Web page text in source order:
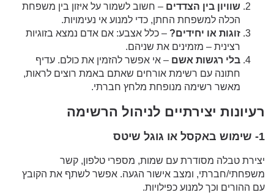
שוויון בין הצדדים – חשוב לשמור על איזון בין משפחת
הכלה למשפחת החתן, כדי למנוע אי נעימויות.
זוגות או יחידים? – כלל אצבע: אם אדם נמצא בזוגיות
רצינית – מזמינים את שניהם.
בלי רגשות אשם – אי אפשר להזמין את כולם. עדיף
חתונה עם רשימת אורחים שאתם באמת רוצים לראות,
מאשר רשימה מנופחת מלחץ חברתי.
רעיונות יצירתיים לניהול הרשימה
1- שימוש באקסל או גוגל שיטס
יצירת טבלה מסודרת עם שמות, מספרי טלפון, קשר
משפחתי/חברתי, ומצב אישור הגעה. אפשר לשתף את הקובץ
עם ההורים וכך למנוע כפילויות.